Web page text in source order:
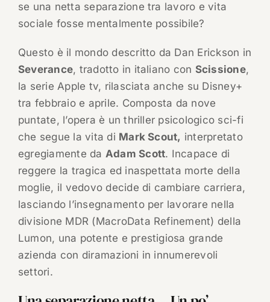
se una netta separazione tra lavoro e vita
sociale fosse mentalmente possibile?
Questo è il mondo descritto da Dan Erickson in
Severance, tradotto in italiano con Scissione,
la serie Apple tv, rilasciata anche su Disney+
tra febbraio e aprile. Composta da nove
puntate, l’opera è un thriller psicologico sci-fi
che segue la vita di Mark Scout, interpretato
egregiamente da Adam Scott. Incapace di
reggere la tragica ed inaspettata morte della
moglie, il vedovo decide di cambiare carriera,
lasciando l’insegnamento per lavorare nella
divisione MDR (MacroData Refinement) della
Lumon, una potente e prestigiosa grande
azienda con diramazioni in innumerevoli
settori.